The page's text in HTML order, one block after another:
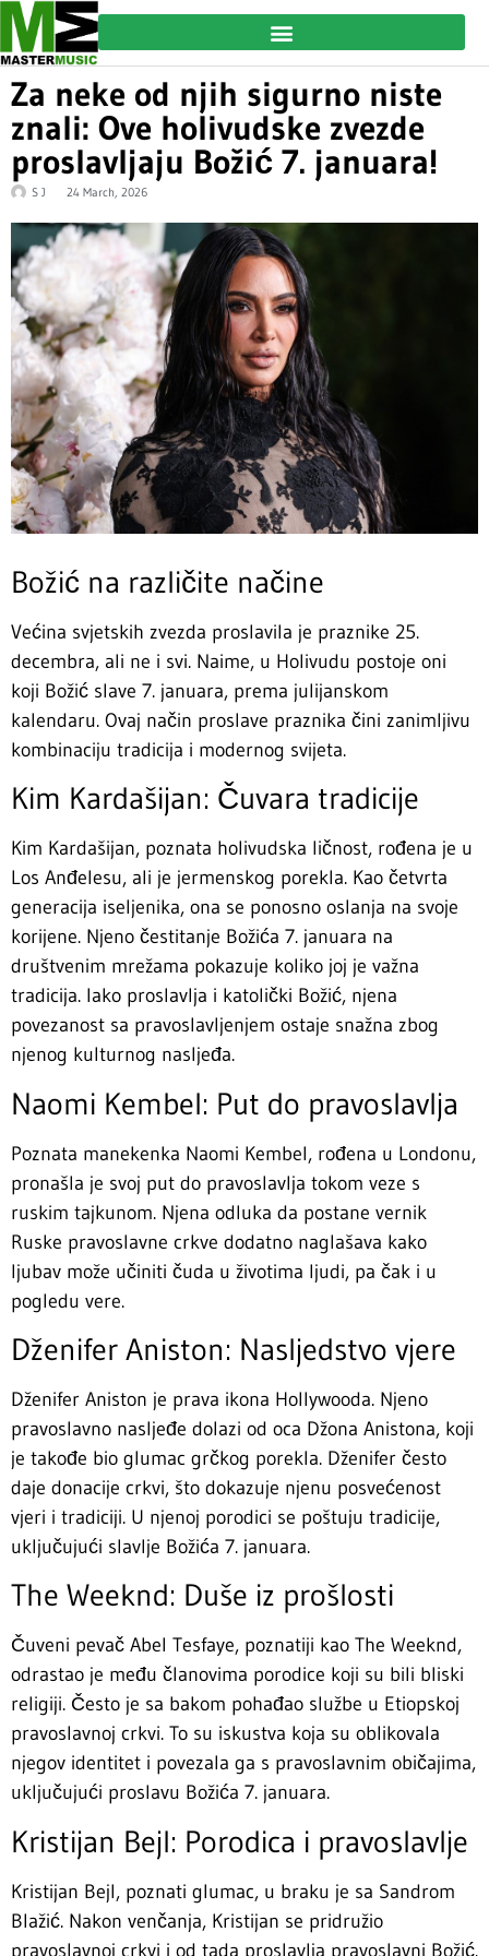
Za neke od njih sigurno niste
znali: Ove holivudske zvezde
proslavljaju Božić 7. januara!
S J 24 March, 2026
Božić na različite načine
Većina svjetskih zvezda proslavila je praznike 25.
decembra, ali ne i svi. Naime, u Holivudu postoje oni
koji Božić slave 7. januara, prema julijanskom
kalendaru. Ovaj način proslave praznika čini zanimljivu
kombinaciju tradicija i modernog svijeta.
Kim Kardašijan: Čuvara tradicije
Kim Kardašijan, poznata holivudska ličnost, rođena je u
Los Anđelesu, ali je jermenskog porekla. Kao četvrta
generacija iseljenika, ona se ponosno oslanja na svoje
korijene. Njeno čestitanje Božića 7. januara na
društvenim mrežama pokazuje koliko joj je važna
tradicija. Iako proslavlja i katolički Božić, njena
povezanost sa pravoslavljenjem ostaje snažna zbog
njenog kulturnog nasljeđa.
Naomi Kembel: Put do pravoslavlja
Poznata manekenka Naomi Kembel, rođena u Londonu,
pronašla je svoj put do pravoslavlja tokom veze s
ruskim tajkunom. Njena odluka da postane vernik
Ruske pravoslavne crkve dodatno naglašava kako
ljubav može učiniti čuda u životima ljudi, pa čak i u
pogledu vere.
Dženifer Aniston: Nasljedstvo vjere
Dženifer Aniston je prava ikona Hollywooda. Njeno
pravoslavno nasljeđe dolazi od oca Džona Anistona, koji
je takođe bio glumac grčkog porekla. Dženifer često
daje donacije crkvi, što dokazuje njenu posvećenost
vjeri i tradiciji. U njenoj porodici se poštuju tradicije,
uključujući slavlje Božića 7. januara.
The Weeknd: Duše iz prošlosti
Čuveni pevač Abel Tesfaye, poznatiji kao The Weeknd,
odrastao je među članovima porodice koji su bili bliski
religiji. Često je sa bakom pohađao službe u Etiopskoj
pravoslavnoj crkvi. To su iskustva koja su oblikovala
njegov identitet i povezala ga s pravoslavnim običajima,
uključujući proslavu Božića 7. januara.
Kristijan Bejl: Porodica i pravoslavlje
Kristijan Bejl, poznati glumac, u braku je sa Sandrom
Blažić. Nakon venčanja, Kristijan se pridružio
pravoslavnoj crkvi i od tada proslavlja pravoslavni Božić.